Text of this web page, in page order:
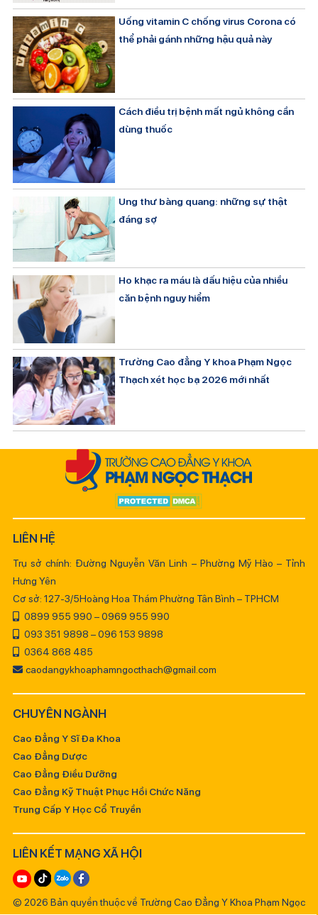
Uống vitamin C chống virus Corona có
thể phải gánh những hậu quả này
Cách điều trị bệnh mất ngủ không cần
dùng thuốc
Ung thư bàng quang: những sự thật
đáng sợ
Ho khạc ra máu là dấu hiệu của nhiều
căn bệnh nguy hiểm
Trường Cao đẳng Y khoa Phạm Ngọc
Thạch xét học bạ 2026 mới nhất
LIÊN HỆ
Trụ sở chính: Đường Nguyễn Văn Linh – Phường Mỹ Hào – Tỉnh
Hưng Yên
Cơ sở: 127-3/5Hoàng Hoa Thám Phường Tân Bình – TPHCM
0899 955 990 – 0969 955 990
093 351 9898 – 096 153 9898
0364 868 485
caodangykhoaphamngocthach@gmail.com
CHUYÊN NGÀNH
Cao Đẳng Y Sĩ Đa Khoa
Cao Đẳng Dược
Cao Đẳng Điều Dưỡng
Cao Đẳng Kỹ Thuật Phục Hồi Chức Năng
Trung Cấp Y Học Cổ Truyền
LIÊN KẾT MẠNG XÃ HỘI
© 2026 Bản quyền thuộc về Trường Cao Đẳng Y Khoa Phạm Ngọc